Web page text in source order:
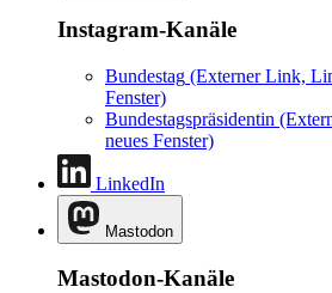
Instagram-Kanäle
Bundestag (Externer Link,
Fenster)
Bundestagspräsidentin
neues Fenster)
LinkedIn
Mastodon
Mastodon-Kanäle